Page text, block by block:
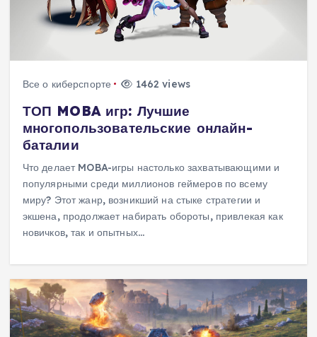
Все о киберспорте 1462 views
ТОП MOBA игр: Лучшие
многопользовательские онлайн-
баталии
Что делает MOBA-игры настолько захватывающими и
популярными среди миллионов геймеров по всему
миру? Этот жанр, возникший на стыке стратегии и
экшена, продолжает набирать обороты, привлекая как
новичков, так и опытных…